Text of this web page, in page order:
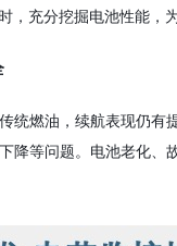
，充分挖掘电池性能，
统燃油，续航表现仍有
降等问题。电池老化、